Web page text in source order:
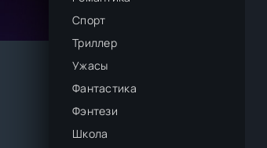
Спорт
Триллер
Ужасы
Фантастика
Фэнтези
Школа